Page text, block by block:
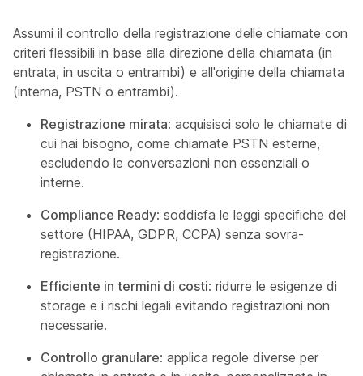
Assumi il controllo della registrazione delle chiamate con
criteri flessibili in base alla direzione della chiamata (in
entrata, in uscita o entrambi) e all'origine della chiamata
(interna, PSTN o entrambi).
Registrazione mirata: acquisisci solo le chiamate di
cui hai bisogno, come chiamate PSTN esterne,
escludendo le conversazioni non essenziali o
interne.
Compliance Ready: soddisfa le leggi specifiche del
settore (HIPAA, GDPR, CCPA) senza sovra-
registrazione.
Efficiente in termini di costi: ridurre le esigenze di
storage e i rischi legali evitando registrazioni non
necessarie.
Controllo granulare: applica regole diverse per